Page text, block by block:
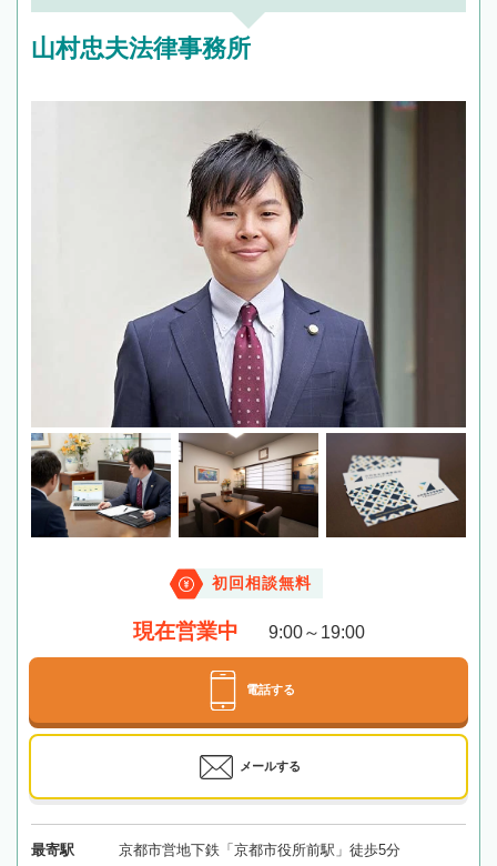
山村忠夫法律事務所
初回相談無料
現在営業中 9:00～19:00
電話する
メールする
最寄駅 京都市営地下鉄「京都市役所前駅」徒歩5分